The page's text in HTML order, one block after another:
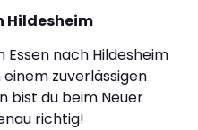
Hildesheim
Essen nach Hildesheim
zuverlässigen
bist du beim Neuer
richtig!